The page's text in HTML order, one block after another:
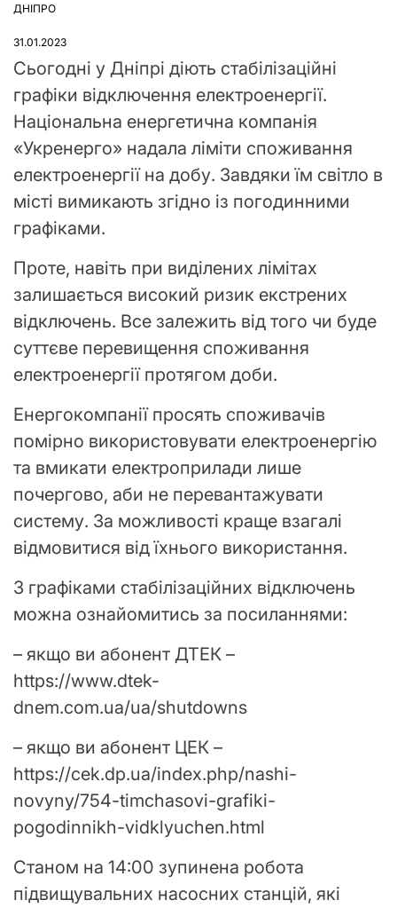
ОПУБЛІКУВАТИ
ДНІПРО
31.01.2023
Сьогодні у Дніпрі діють стабілізаційні
графіки відключення електроенергії.
Національна енергетична компанія
«Укренерго» надала ліміти споживання
електроенергії на добу. Завдяки їм світло в
місті вимикають згідно із погодинними
графіками.
Проте, навіть при виділених лімітах
залишається високий ризик екстрених
відключень. Все залежить від того чи буде
суттєве перевищення споживання
електроенергії протягом доби.
Енергокомпанії просять споживачів
помірно використовувати електроенергію
та вмикати електроприлади лише
почергово, аби не перевантажувати
систему. За можливості краще взагалі
відмовитися від їхнього використання.
З графіками стабілізаційних відключень
можна ознайомитись за посиланнями:
– якщо ви абонент ДТЕК –
https://www.dtek-
dnem.com.ua/ua/shutdowns
– якщо ви абонент ЦЕК –
https://cek.dp.ua/index.php/nashi-
novyny/754-timchasovi-grafiki-
pogodinnikh-vidklyuchen.html
Станом на 14:00 зупинена робота
підвищувальних насосних станцій, які